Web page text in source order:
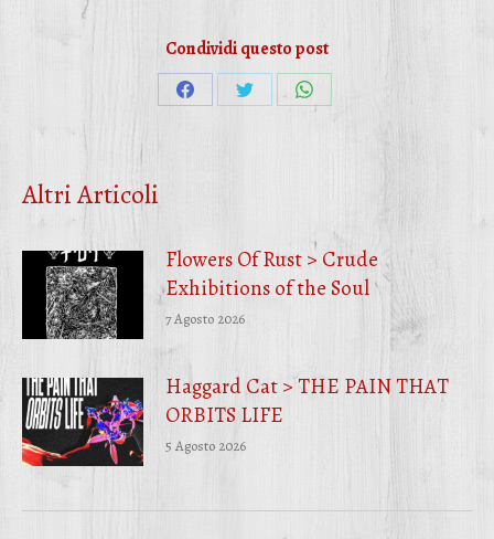
Condividi questo post
CondividiCondividiCondividi
Altri Articoli
Flowers Of Rust > Crude
Exhibitions of the Soul
7 Agosto 2026
Haggard Cat > THE PAIN THAT
ORBITS LIFE
5 Agosto 2026